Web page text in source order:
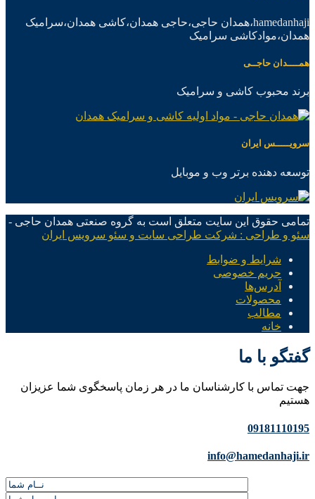
hamedanhaji،همدان حاجی،حاجی همدان،کاشی همدان،سرامیک
همدان،موادکاشی سرامیک
همــــدان حاجــی
برند محبوب کاشی و سرامیک
سرویـــــس ایران
توسعه دهنده برتر وب و موبایل
تمامی حقوق این سایت متعلق است به گروه صنعتی همدان حاجی -
سئو و طراحی : شرکت طراحی سایت و سئو سرویس ایران
شرایط و ضوابط
حریم خصوصی
آدرس‌ها
محصولات
مطالب
خانه
گفتگو با ما
جهت تماس با کارشناسان ما در هر زمان پاسخگوی شما عزیزان
هستیم
09181110195
info@hamedanhaji.ir